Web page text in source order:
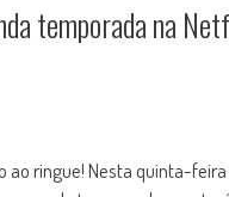
temporada na
ao ringue! Nesta quinta-feira